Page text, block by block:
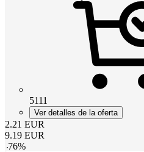
5111
Ver detalles de la oferta
2.21 EUR
9.19 EUR
-76%